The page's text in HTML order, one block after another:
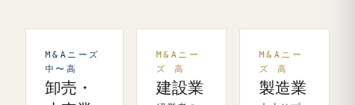
M&Aニーズ
中〜高
卸売・
M&Aニー
ズ 高
建設業
M&Aニー
ズ 高
製造業